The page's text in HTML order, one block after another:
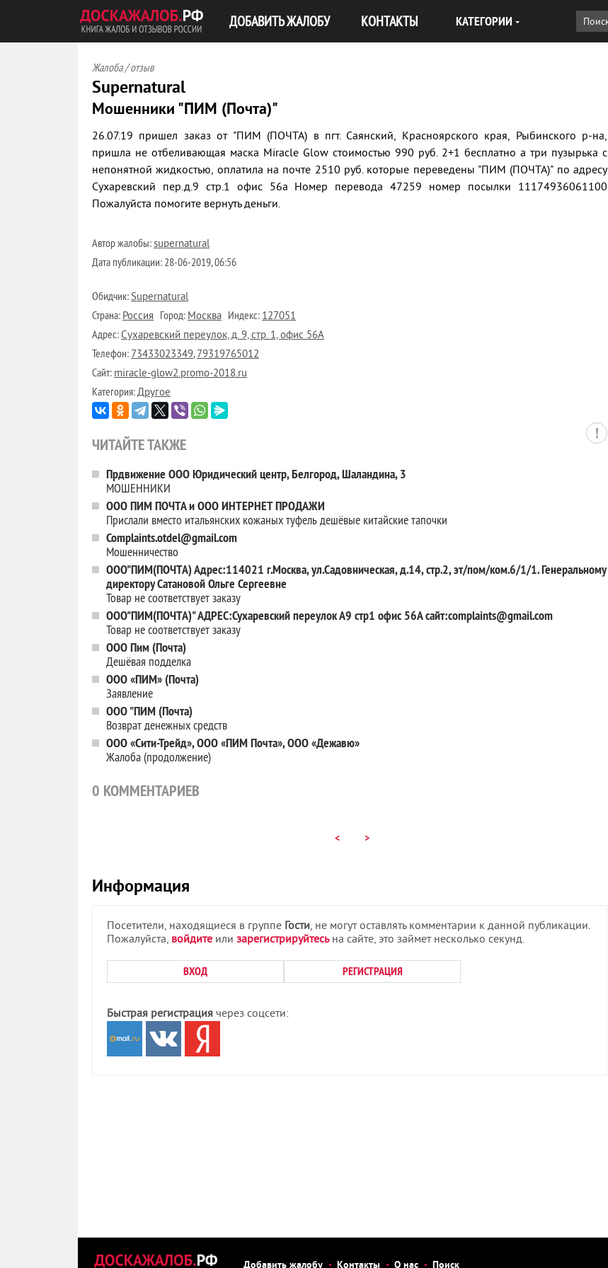
ДОБАВИТЬ ЖАЛОБУ КОНТАКТЫ КАТЕГОРИИ
Жалоба / отзыв
Supernatural
Мошенники "ПИМ (Почта)"
26.07.19 пришел заказ от "ПИМ (ПОЧТА) в пгт. Саянский, Красноярского края, Рыбинского р-на,
пришла не отбеливающая маска Miracle Glow стоимостью 990 руб. 2+1 бесплатно а три пузырька с
непонятной жидкостью, оплатила на почте 2510 руб. которые переведены "ПИМ (ПОЧТА)" по адресу
Сухаревский пер.д.9 стр.1 офис 56а Номер перевода 47259 номер посылки 11174936061100
Пожалуйста помогите вернуть деньги.
Автор жалобы:supernatural
Дата публикации: 28-06-2019, 06:56
Обидчик:Supernatural
Страна:Россия Город:Москва Индекс:127051
Адрес:Сухаревский переулок, д. 9, стр. 1, офис 56А
Телефон:73433023349,79319765012
Сайт:miracle-glow2.promo-2018.ru
Категория:Другое
ЧИТАЙТЕ ТАКЖЕ
Прдвижение ООО Юридический центр, Белгород, Шаландина, 3
МОШЕННИКИ
ООО ПИМ ПОЧТА и ООО ИНТЕРНЕТ ПРОДАЖИ
Прислали вместо итальянских кожаных туфель дешёвые китайские тапочки
Complaints.otdel@gmail.com
Мошенничество
ООО"ПИМ(ПОЧТА) Адрес:114021 г.Москва, ул.Садовническая, д.14, стр.2, эт/пом/ком.6/1/1. Генеральному
директору Сатановой Ольге Сергеевне
Товар не соответствует заказу
ООО"ПИМ(ПОЧТА)" АДРЕС:Сухаревский переулок А9 стр1 офис 56А сайт:complaints@gmail.com
Товар не соответствует заказу
ООО Пим (Почта)
Дешёвая подделка
ООО «ПИМ» (Почта)
Заявление
ООО "ПИМ (Почта)
Возврат денежных средств
ООО «Сити-Трейд», ООО «ПИМ Почта», ООО «Дежавю»
Жалоба (продолжение)
0 КОММЕНТАРИЕВ
< >
Информация
Посетители, находящиеся в группе Гости, не могут оставлять комментарии к данной публикации.
Пожалуйста, войдите или зарегистрируйтесьна сайте, это займет несколько секунд.
ВХОД РЕГИСТРАЦИЯ
Быстрая регистрация через соцсети:
Добавить жалобу Контакты О нас Поиск